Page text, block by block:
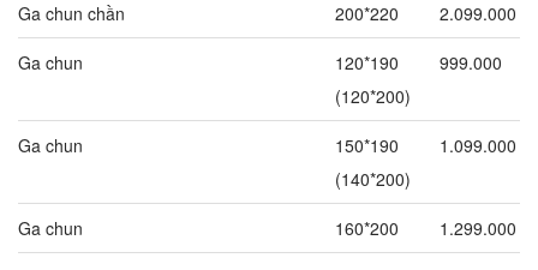
Ga chun chần 200*220 2.099.000
Ga chun
120*190
(120*200)
999.000
Ga chun
150*190
(140*200)
1.099.000
Ga chun 160*200 1.299.000